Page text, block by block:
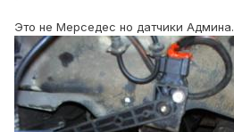
Это не Мерседес но датчики Админа.